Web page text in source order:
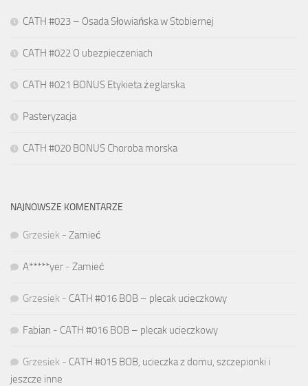
CATH #023 – Osada Słowiańska w Stobiernej
CATH #022 O ubezpieczeniach
CATH #021 BONUS Etykieta żeglarska
Pasteryzacja
CATH #020 BONUS Choroba morska
NAJNOWSZE KOMENTARZE
Grzesiek - Zamieć
A*****yer - Zamieć
Grzesiek - CATH #016 BOB – plecak ucieczkowy
Fabian - CATH #016 BOB – plecak ucieczkowy
Grzesiek - CATH #015 BOB, ucieczka z domu, szczepionki i
jeszcze inne